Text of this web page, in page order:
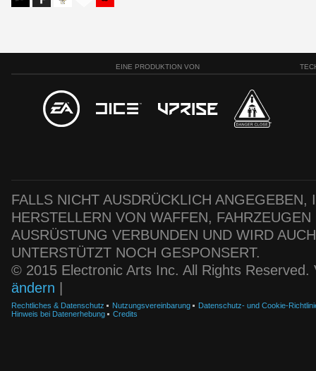
EINE PRODUKTION VON
FALLS NICHT AUSDRÜCKLICH
HERSTELLERN VON WAFFEN,
AUSRÜSTUNG VERBUNDEN UND WIRD
UNTERSTÜTZT NOCH GESPONSERT.
© 2015 Electronic Arts Inc. All Rights
ändern
Rechtliches & Datenschutz Nutzungsvereinbarung
Datenschutz- und Cookie-
Hinweis bei Datenerhebung
Credits